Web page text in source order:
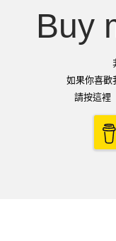
Buy
如果你喜歡
請按這裡